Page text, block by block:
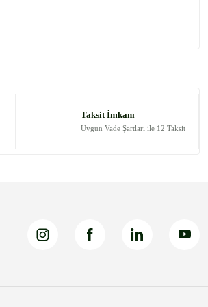
Taksit İmkanı
Uygun Vade Şartları ile 12 Taksit